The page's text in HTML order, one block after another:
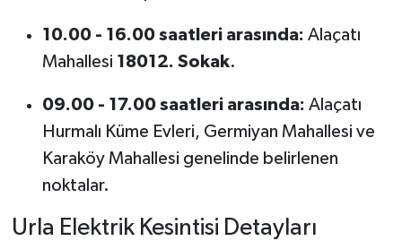
10.00 - 16.00 saatleri arasında: Alaçatı
Mahallesi 18012. Sokak.
09.00 - 17.00 saatleri arasında: Alaçatı
Hurmalı Küme Evleri, Germiyan Mahallesi ve
Karaköy Mahallesi genelinde belirlenen
noktalar.
Urla Elektrik Kesintisi Detayları